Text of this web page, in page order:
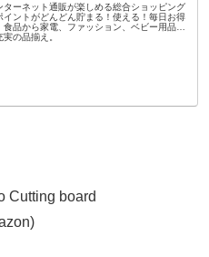
ターネット通販が楽しめる総合ショッピング
イントがどんどん貯まる！使える！毎日お得
品から家電、ファッション、ベビー用品、
の品揃え。
Cutting board